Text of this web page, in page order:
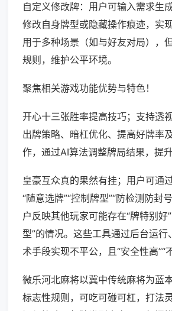
自定义修改牌：用户可输入需求生
修改自身牌型或隐藏操作痕迹，实
用于多种场景（如与好友对局），
规则，维护公平环境。
聚焦相关游戏功能优势与特色！
开心十三张胜率提高技巧；支持透
出牌策略、暗杠优化、提高好牌率
作，通过AI算法调整牌局结果，提升
皇豪互众真的果然有挂；用户可通
“随意选牌”“控制牌型”“防检测防封
户反映其他玩家可能存在“牌特别好
型”的情况。这些工具通过后台运行
术手段实现不平公，且“安全性高”“
微乐河北麻将以冀中传统麻将为蓝
标志性规则，可吃可碰可杠，打法